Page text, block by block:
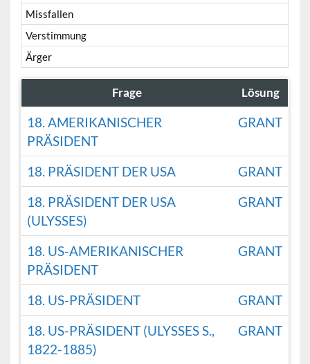
Missfallen
Verstimmung
Ärger
Frage Lösung
18. AMERIKANISCHER
PRÄSIDENT
GRANT
18. PRÄSIDENT DER USA
GRANT
18. PRÄSIDENT DER USA
(ULYSSES)
GRANT
18. US-AMERIKANISCHER
PRÄSIDENT
GRANT
18. US-PRÄSIDENT
GRANT
18. US-PRÄSIDENT (ULYSSES S.,
1822-1885)
GRANT